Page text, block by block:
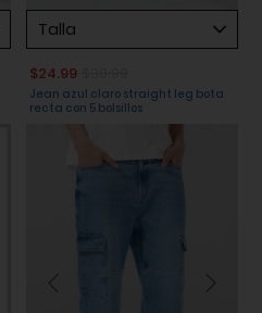
Talla
$24.99
Jean azul claro straight leg bota
recta con 5 bolsillos